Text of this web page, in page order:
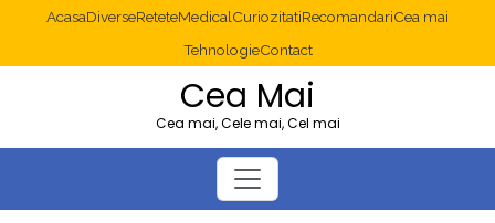
AcasaDiverseReteteMedicalCuriozitatiRecomandariCea mai
TehnologieContact
Cea Mai
Cea mai, Cele mai, Cel mai